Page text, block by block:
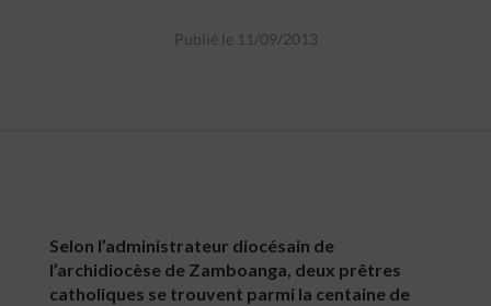
Publié le 11/09/2013
Selon l’administrateur diocésain de
l’archidiocèse de Zamboanga, deux prêtres
catholiques se trouvent parmi la centaine de